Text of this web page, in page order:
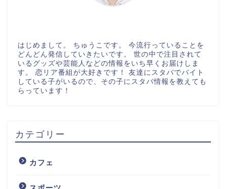
はじめまして。 ちゅうこです。 今流行っていることを
どんどん発信していきたいです。 世の中で注目されて
いるグッズや芸能人などの情報をいち早くお届けしま
す。 恋リア番組が大好きです！ 友達にスタバでバイト
している子がいるので、その子にスタバ情報を教えても
らっています！
カテゴリー
カフェ